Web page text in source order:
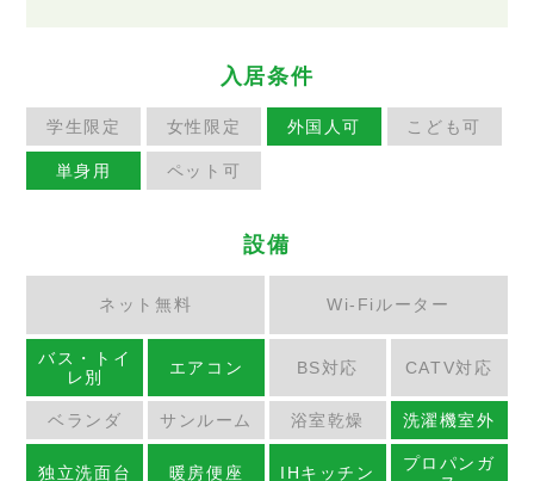
入居条件
学生限定 女性限定 外国人可 こども可
単身用 ペット可
設備
ネット無料 Wi-Fiルーター
バス・トイ
レ別
エアコン BS対応 CATV対応
ベランダ サンルーム 浴室乾燥 洗濯機室外
独立洗面台 暖房便座 IHキッチン
プロパンガ